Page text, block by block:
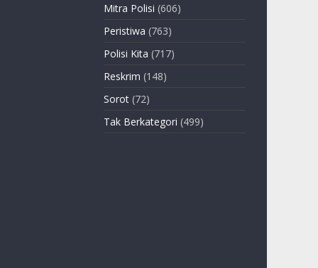
Mitra Polisi (606)
Peristiwa (763)
Polisi Kita (717)
Reskrim (148)
Sorot (72)
Tak Berkategori (499)